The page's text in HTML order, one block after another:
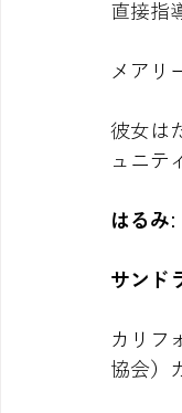
直接指
メアリ
彼女は
ュニテ
はるみ:
サンド
カリフ
協会）